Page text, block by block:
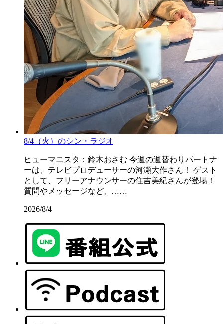
8/4（火）のシン・ラジオ
ヒューマニスタ：鈴木おさむ 今週の週替わりパートナ
ーは、テレビプロデューサーの河瀬大作さん！ ゲスト
として、フリーアナウンサーの住吉美紀さんが登場！
質問やメッセージなど、……
2026/8/4